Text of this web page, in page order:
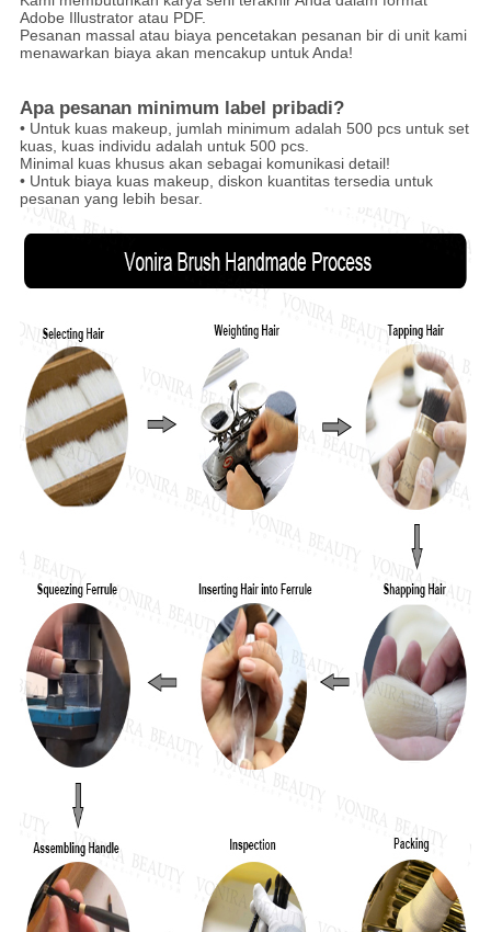
Adobe Illustrator atau PDF.
Pesanan massal atau biaya pencetakan pesanan bir di unit kami
menawarkan biaya akan mencakup untuk Anda!
Apa pesanan minimum label pribadi?
• Untuk kuas makeup, jumlah minimum adalah 500 pcs untuk set
kuas, kuas individu adalah untuk 500 pcs.
Minimal kuas khusus akan sebagai komunikasi detail!
• Untuk biaya kuas makeup, diskon kuantitas tersedia untuk
pesanan yang lebih besar.